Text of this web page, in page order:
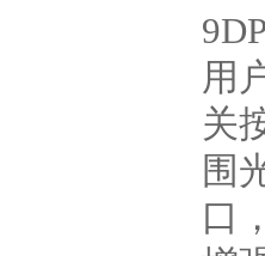
用
关
围
口